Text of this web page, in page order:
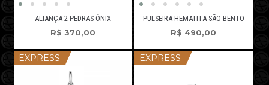
ALIANÇA 2 PEDRAS ÔNIX
R$ 370,00
PULSEIRA HEMATITA SÃO BENTO
R$ 490,00
EXPRESS EXPRESS